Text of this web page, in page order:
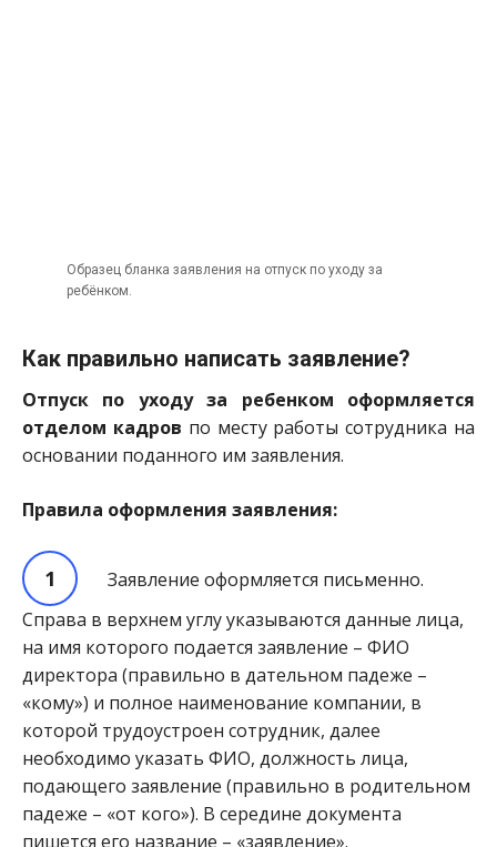
Образец бланка заявления на отпуск по уходу за
ребёнком.
Как правильно написать заявление?
Отпуск по уходу за ребенком оформляется
отделом кадров по месту работы сотрудника на
основании поданного им заявления.
Правила оформления заявления:
Заявление оформляется письменно.
Справа в верхнем углу указываются данные лица,
на имя которого подается заявление – ФИО
директора (правильно в дательном падеже –
«кому») и полное наименование компании, в
которой трудоустроен сотрудник, далее
необходимо указать ФИО, должность лица,
подающего заявление (правильно в родительном
падеже – «от кого»). В середине документа
пишется его название – «заявление».